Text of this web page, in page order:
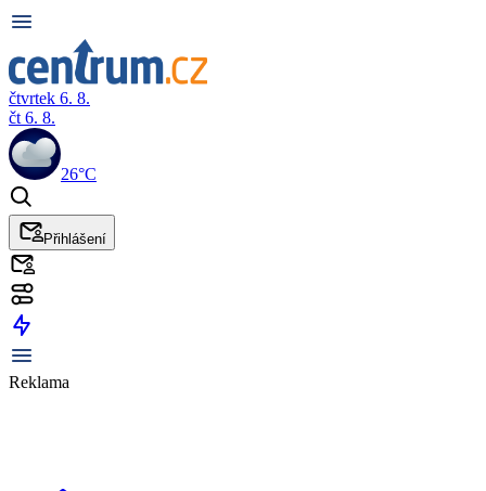
čtvrtek 6. 8.
čt 6. 8.
26°C
Přihlášení
Reklama